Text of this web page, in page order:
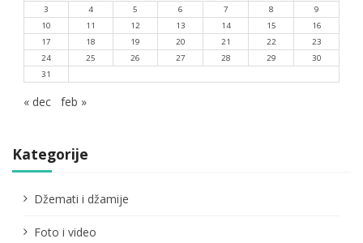
3
4 5 6 7 8
9
10
11 12 13 14 15
16
17
18 19 20 21 22
23
24
25 26 27 28 29
30
31
« dec feb »
Kategorije
Džemati i džamije
Foto i video